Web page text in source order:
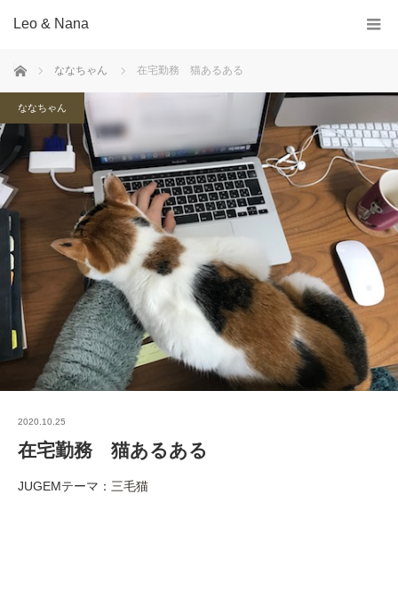
Leo & Nana
ホーム ななちゃん 在宅勤務 猫あるある
ななちゃん
2020.10.25
在宅勤務 猫あるある
JUGEMテーマ： 三毛猫